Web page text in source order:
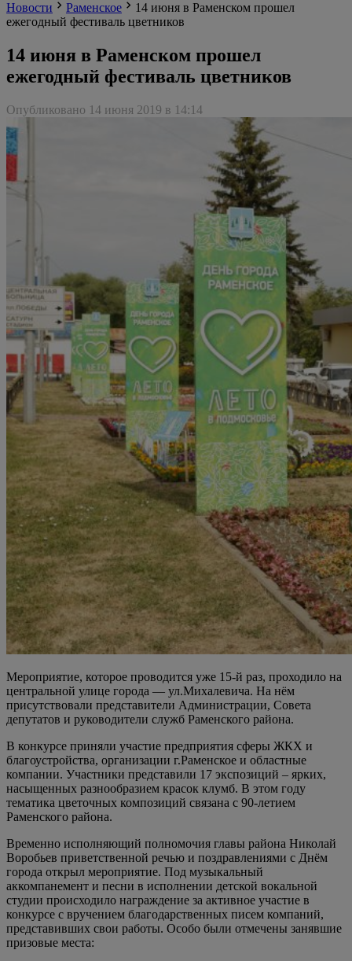
Новости
Раменское
14 июня в Раменском прошел
ежегодный фестиваль цветников
14 июня в Раменском прошел
ежегодный фестиваль цветников
Опубликовано 14 июня 2019 в 14:14
Мероприятие, которое проводится уже 15-й раз, проходило на
центральной улице города — ул.Михалевича. На нём
присутствовали представители Администрации, Совета
депутатов и руководители служб Раменского района.
В конкурсе приняли участие предприятия сферы ЖКХ и
благоустройства, организации г.Раменское и областные
компании. Участники представили 17 экспозиций – ярких,
насыщенных разнообразием красок клумб. В этом году
тематика цветочных композиций связана с 90-летием
Раменского района.
Временно исполняющий полномочия главы района Николай
Воробьев приветственной речью и поздравлениями с Днём
города открыл мероприятие. Под музыкальный
аккомпанемент и песни в исполнении детской вокальной
студии происходило награждение за активное участие в
конкурсе с вручением благодарственных писем компаний,
представивших свои работы. Особо были отмечены занявшие
призовые места: